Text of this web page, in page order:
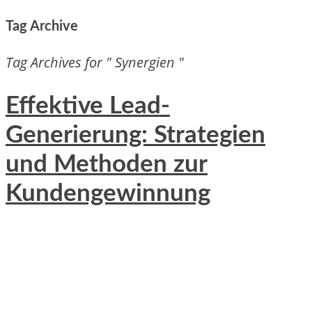
Tag Archive
Tag Archives for " Synergien "
Effektive Lead-
Generierung: Strategien
und Methoden zur
Kundengewinnung